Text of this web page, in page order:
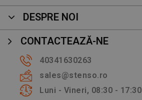
DESPRE NOI
CONTACTEAZĂ-NE
40341630263
sales@stenso.ro
Luni - Vineri, 08:30 - 17:30